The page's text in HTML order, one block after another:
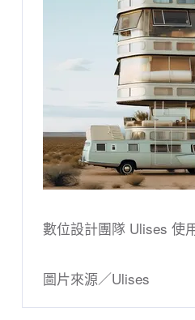
數位設計團隊 Ulises 使
圖片來源／Ulises